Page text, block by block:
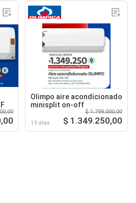
Olimpo aire acondicionado
minisplit on-off
13 días
$ 1.799.000,00
$ 1.349.250,00